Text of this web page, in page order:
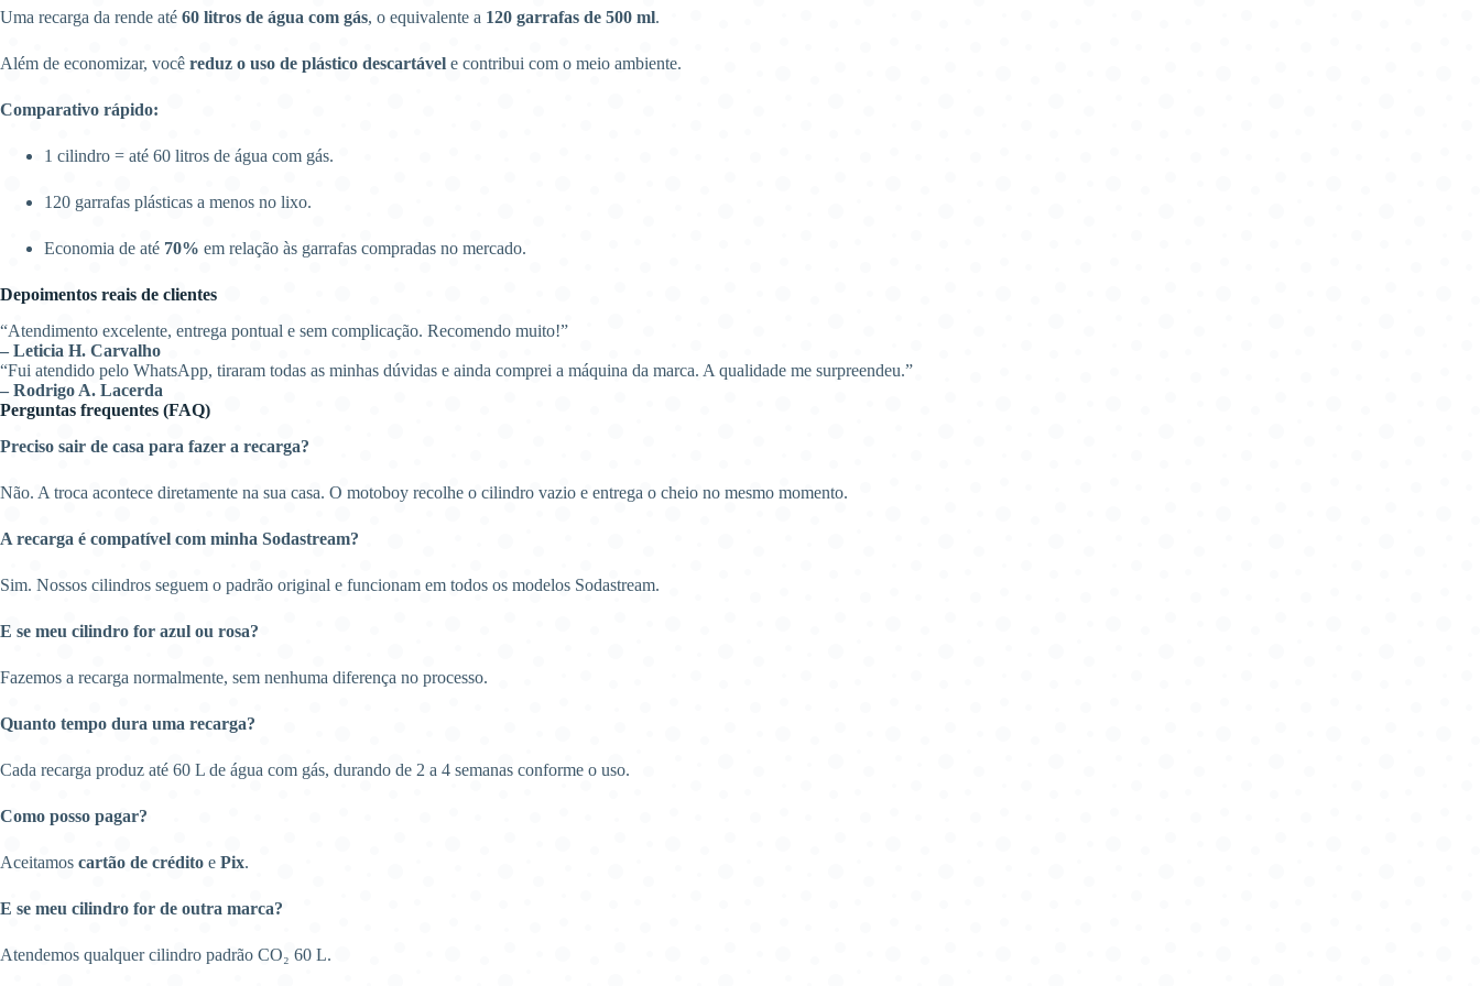
Uma recarga da rende até 60 litros de água com gás, o equivalente a 120 garrafas de 500 ml.
Além de economizar, você reduz o uso de plástico descartável e contribui com o meio ambiente.
Comparativo rápido:
1 cilindro = até 60 litros de água com gás.
120 garrafas plásticas a menos no lixo.
Economia de até 70% em relação às garrafas compradas no mercado.
Depoimentos reais de clientes
“Atendimento excelente, entrega pontual e sem complicação. Recomendo muito!”
– Leticia H. Carvalho
“Fui atendido pelo WhatsApp, tiraram todas as minhas dúvidas e ainda comprei a máquina da marca. A qualidade me surpreendeu.”
– Rodrigo A. Lacerda
Perguntas frequentes (FAQ)
Preciso sair de casa para fazer a recarga?
Não. A troca acontece diretamente na sua casa. O motoboy recolhe o cilindro vazio e entrega o cheio no mesmo momento.
A recarga é compatível com minha Sodastream?
Sim. Nossos cilindros seguem o padrão original e funcionam em todos os modelos Sodastream.
E se meu cilindro for azul ou rosa?
Fazemos a recarga normalmente, sem nenhuma diferença no processo.
Quanto tempo dura uma recarga?
Cada recarga produz até 60 L de água com gás, durando de 2 a 4 semanas conforme o uso.
Como posso pagar?
Aceitamos cartão de crédito e Pix.
E se meu cilindro for de outra marca?
Atendemos qualquer cilindro padrão CO₂ 60 L.